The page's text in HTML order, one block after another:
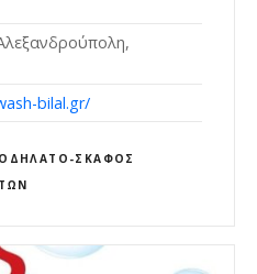
bilal.gr/
ΣΚΆΦΟΣ